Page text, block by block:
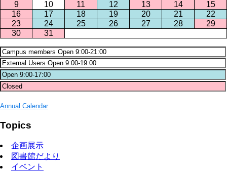
9
10 11 12 13 14
15
16
17 18 19 20 21
22
23
24 25 26 27 28
29
30
31
Annual Calendar
Topics
企画展示
図書館だより
イベント